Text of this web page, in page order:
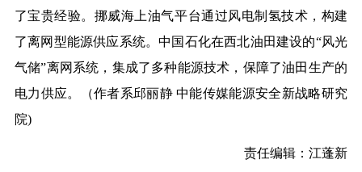
了宝贵经验。挪威海上油气平台通过风电制氢技术，构建
了离网型能源供应系统。中国石化在西北油田建设的“风光
气储”离网系统，集成了多种能源技术，保障了油田生产的
电力供应。（作者系邱丽静 中能传媒能源安全新战略研究
院)
责任编辑：江蓬新